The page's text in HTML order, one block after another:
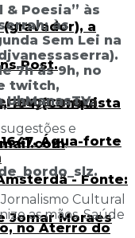
mora
Poesia” às
às
Sem Lei na
7h às 9h, no
twitch,
e
.
Cultural
as mãos. Saúde